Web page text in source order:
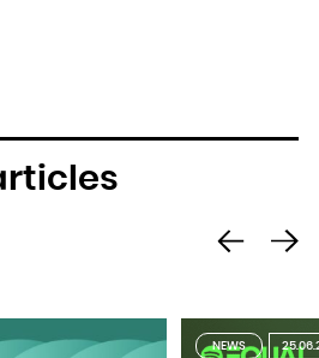
NEWS